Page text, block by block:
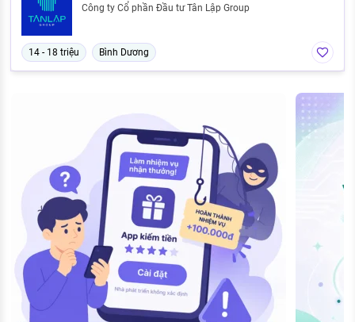
Công ty Cổ phần Đầu tư Tân Lập Group
14 - 18 triệu Bình Dương